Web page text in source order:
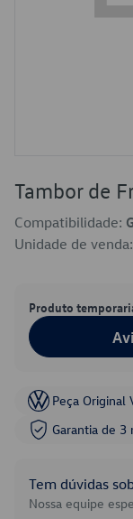
Tambor de
Compatibilidade:
Unidade de venda:
Produto
Peça Original
Garantia de 3
Tem dúvidas
Nossa equipe